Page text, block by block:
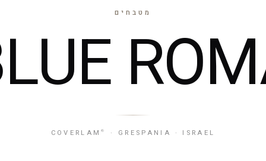
מטבחים
COVERLAM® · GRESPANIA · ISRAEL